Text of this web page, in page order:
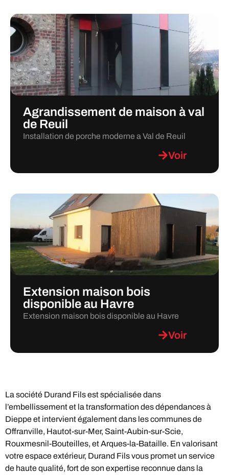
Agrandissement de maison à val
de Reuil
Installation de porche moderne a Val de Reuil
Voir
Extension maison bois
disponible au Havre
Extension maison bois disponible au Havre
Voir
La société Durand Fils est spécialisée dans
l’embellissement et la transformation des dépendances à
Dieppe et intervient également dans les communes de
Offranville, Hautot-sur-Mer, Saint-Aubin-sur-Scie,
Rouxmesnil-Bouteilles, et Arques-la-Bataille. En valorisant
votre espace extérieur, Durand Fils vous promet un service
de haute qualité, fort de son expertise reconnue dans la